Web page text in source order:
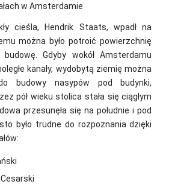
cieśla, Hendrik Staats, wpadł na
można było potroić powierzchnię
Gdyby wokół Amsterdamu
kanały, wydobytą ziemię można
budowy nasypów pod budynki,
pół wieku stolica stała się ciągłym
przesunęła się na południe i pod
było trudne do rozpoznania dzięki